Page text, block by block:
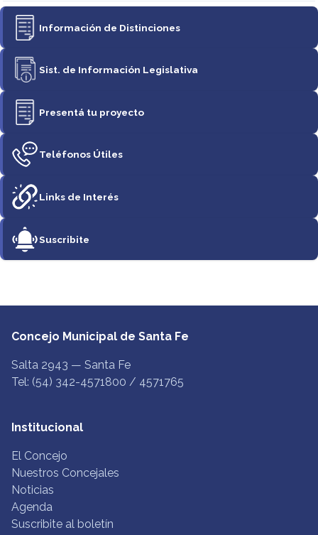
Información de Distinciones
Sist. de Información Legislativa
Presentá tu proyecto
Teléfonos Útiles
Links de Interés
Suscribite
Concejo Municipal de Santa Fe
Salta 2943 — Santa Fe
Tel: (54) 342-4571800 / 4571765
Institucional
El Concejo
Nuestros Concejales
Noticias
Agenda
Suscribite al boletín